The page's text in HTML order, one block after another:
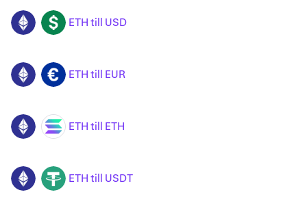
ETH USD ETH till USD
ETH EUR ETH till EUR
ETH SOL ETH till ETH
ETH USDT ETH till USDT